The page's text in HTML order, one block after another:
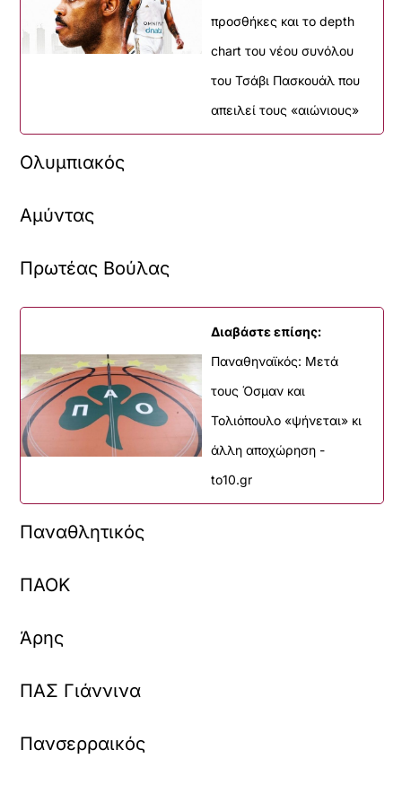
προσθήκες και το depth
chart του νέου συνόλου
του Τσάβι Πασκουάλ που
απειλεί τους «αιώνιους»
Ολυμπιακός
Αμύντας
Πρωτέας Βούλας
Διαβάστε επίσης:
Παναθηναϊκός: Μετά
τους Όσμαν και
Τολιόπουλο «ψήνεται» κι
άλλη αποχώρηση -
to10.gr
Παναθλητικός
ΠΑΟΚ
Άρης
ΠΑΣ Γιάννινα
Πανσερραικός